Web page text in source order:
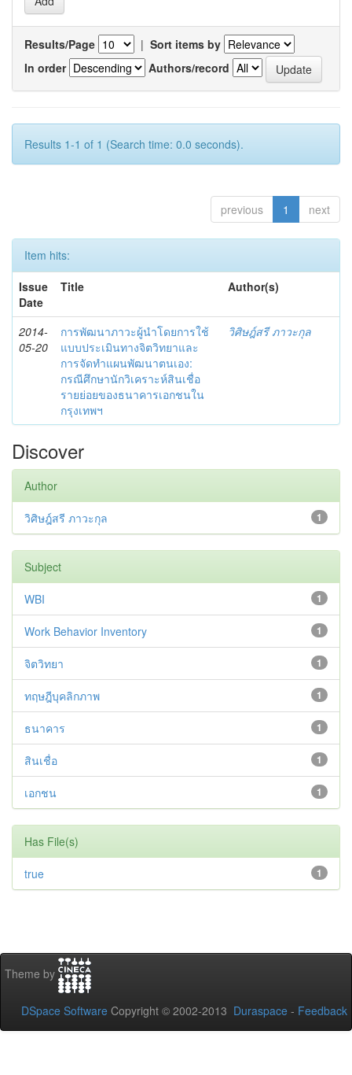
Results/Page | Sort items by
In order
Authors/record
Results 1-1 of 1 (Search time: 0.0 seconds).
previous 1 next
Item hits:
Issue
Date
Title Author(s)
2014-
05-20
การพัฒนาภาวะผู้นำโดยการใช้
แบบประเมินทางจิตวิทยาและ
การจัดทำแผนพัฒนาตนเอง:
กรณีศึกษานักวิเคราะห์สินเชื่อ
รายย่อยของธนาคารเอกชนใน
กรุงเทพฯ
วิศิษฎ์สรี ภาวะกุล
Discover
Author
1
วิศิษฎ์สรี ภาวะกุล
Subject
1
WBI
1
Work Behavior Inventory
1
จิตวิทยา
1
ทฤษฎีบุคลิกภาพ
1
ธนาคาร
1
สินเชื่อ
1
เอกชน
Has File(s)
1
true
Theme by
DSpace Software Copyright © 2002-2013 Duraspace - Feedback